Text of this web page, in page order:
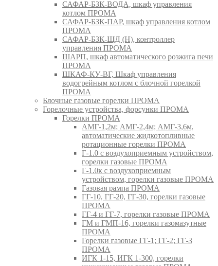
САФАР-БЗК-ВОДА, шкаф управления
котлом ПРОМА
САФАР-БЗК-ПАР, шкаф управления котлом
ПРОМА
САФАР-БЗК-ЩД (Н), контроллер
управления ПРОМА
ШАРП, шкаф автоматического розжига печи
ПРОМА
ШКАФ-КУ-ВГ, Шкаф управления
водогрейным котлом с блочной горелкой
ПРОМА
Блочные газовые горелки ПРОМА
Горелочные устройства, форсунки ПРОМА
Горелки ПРОМА
АМГ-1,2м; АМГ-2,4м; АМГ-3,6м,
автоматические жидкотопливные
ротационные горелки ПРОМА
Г-1.0 с воздухоприемным устройством,
горелки газовые ПРОМА
Г-1.0к с воздухоприемным
устройством, горелки газовые ПРОМА
Газовая рампа ПРОМА
ГГ-10, ГГ-20, ГГ-30, горелки газовые
ПРОМА
ГГ-4 и ГГ-7, горелки газовые ПРОМА
ГМ и ГМП-16, горелки газомазутные
ПРОМА
Горелки газовые ГГ-1; ГГ-2; ГГ-3
ПРОМА
ИГК 1-15, ИГК 1-300, горелки